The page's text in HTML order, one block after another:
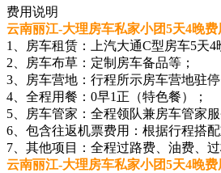
费用说明
云南丽江-大理房车私家小团5天4晚费
1、房车租赁：上汽大通C型房车5天
2、房车布草：定制房车备品等；
3、房车营地：行程所示房车营地驻
4、全程用餐：0早1正（特色餐）；
5、房车管家：全程领队兼房车管家服
6、包含往返机票费用：根据行程搭
7、其他项目：全程过路费、油费、
云南丽江-大理房车私家小团5天4晚费